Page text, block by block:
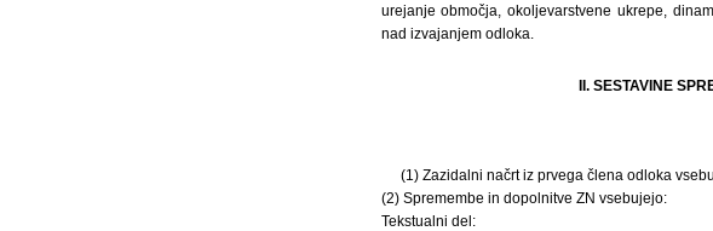
urejanje območja, okoljevarstvene ukrepe,
nad izvajanjem odloka.
II. SESTAVINE
(1) Zazidalni načrt iz prvega člena odloka
(2) Spremembe in dopolnitve ZN vsebujejo:
Tekstualni del: